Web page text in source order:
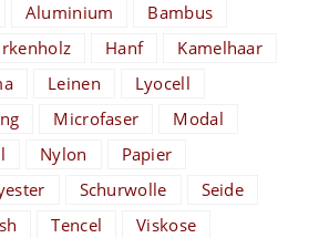
Aluminium
Bambus
Hanf
Kamelhaar
Leinen
Lyocell
Microfaser
Modal
Nylon
Papier
Schurwolle
Seide
Tencel
Viskose